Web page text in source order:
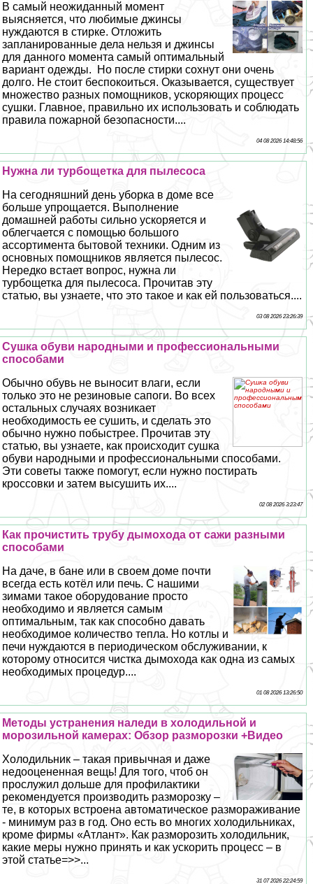
В самый неожиданный момент
выясняется, что любимые джинсы
нуждаются в стирке. Отложить
запланированные дела нельзя и джинсы
для данного момента самый оптимальный
вариант одежды. Но после стирки сохнут они очень
долго. Не стоит беспокоиться. Оказывается, существует
множество разных помощников, ускоряющих процесс
сушки. Главное, правильно их использовать и соблюдать
правила пожарной безопасности....
04 08 2026 14:48:56
Нужна ли турбощетка для пылесоса
На сегодняшний день уборка в доме все
больше упрощается. Выполнение
домашней работы сильно ускоряется и
облегчается с помощью большого
ассортимента бытовой техники. Одним из
основных помощников является пылесос.
Нередко встает вопрос, нужна ли
турбощетка для пылесоса. Прочитав эту
статью, вы узнаете, что это такое и как ей пользоваться....
03 08 2026 23:26:39
Сушка обуви народными и профессиональными
способами
Обычно обувь не выносит влаги, если
только это не резиновые сапоги. Во всех
остальных случаях возникает
необходимость ее сушить, и сделать это
обычно нужно побыстрее. Прочитав эту
статью, вы узнаете, как происходит сушка
обуви народными и профессиональными способами.
Эти советы также помогут, если нужно постирать
кроссовки и затем высушить их....
02 08 2026 3:23:47
Как прочистить трубу дымохода от сажи разными
способами
На даче, в бане или в своем доме почти
всегда есть котёл или печь. С нашими
зимами такое оборудование просто
необходимо и является самым
оптимальным, так как способно давать
необходимое количество тепла. Но котлы и
печи нуждаются в периодическом обслуживании, к
которому относится чистка дымохода как одна из самых
необходимых процедур....
01 08 2026 13:26:50
Методы устранения наледи в холодильной и
морозильной камерах: Обзор разморозки +Видео
Холодильник – такая привычная и даже
недооцененная вещь! Для того, чтоб он
прослужил дольше для профилактики
рекомендуется производить разморозку –
те, в которых встроена автоматическое размораживание
- минимум раз в год. Оно есть во многих холодильниках,
кроме фирмы «Атлант». Как разморозить холодильник,
какие меры нужно принять и как ускорить процесс – в
этой статье=>>...
31 07 2026 22:24:59